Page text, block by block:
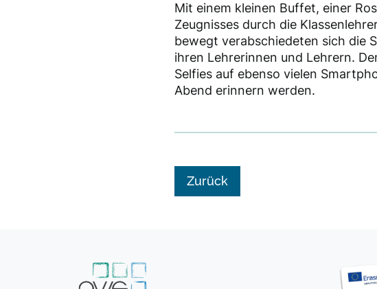
Mit einem kleinen Buffet, einer
Zeugnisses durch die
bewegt verabschiedeten sich die
ihren Lehrerinnen und Lehrern.
Selfies auf ebenso vielen
Abend erinnern werden.
Zurück